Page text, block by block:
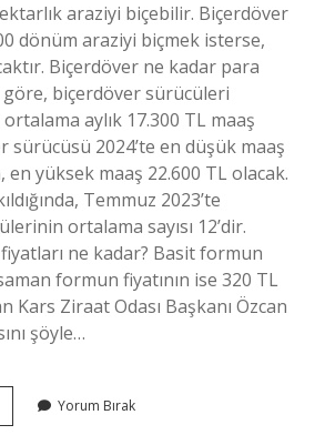
araziyi biçebilir. Biçerdöver
dönüm araziyi biçmek isterse,
Biçerdöver ne kadar para
göre, biçerdöver sürücüleri
aylık 17.300 TL maaş
sürücüsü 2024’te en düşük maaş
en yüksek maaş 22.600 TL olacak.
Temmuz 2023’te
ortalama sayısı 12’dir.
ne kadar? Basit formun
formun fiyatının ise 320 TL
Kars Ziraat Odası Başkanı Özcan
şöyle…
Yorum Bırak